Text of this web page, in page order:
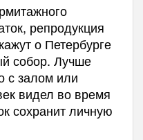
репродукция
о Петербурге
собор. Лучше
с залом или
видел во время
сохранит личную